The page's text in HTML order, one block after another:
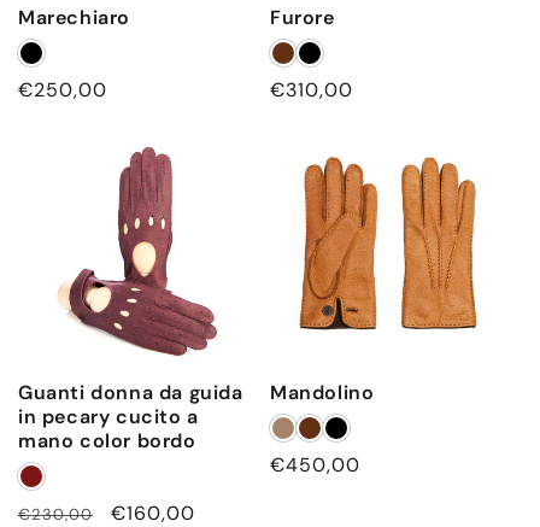
Marechiaro
Prezzo
€250,00
Furore
Prezzo
€310,00
Guanti donna da guida
in pecary cucito a
mano color bordo
Prezzo
€230,00
Prezzo
€160,00
Mandolino
Prezzo
€450,00